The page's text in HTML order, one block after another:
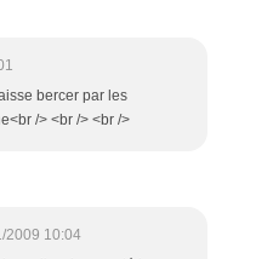
bercer par les
/> <br /> <br />
2009 10:04